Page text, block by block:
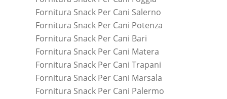
Fornitura Snack Per Cani Salerno
Fornitura Snack Per Cani Potenza
Fornitura Snack Per Cani Bari
Fornitura Snack Per Cani Matera
Fornitura Snack Per Cani Trapani
Fornitura Snack Per Cani Marsala
Fornitura Snack Per Cani Palermo